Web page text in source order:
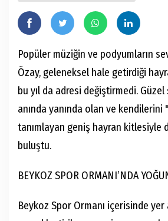
Popüler müziğin ve podyumların
Özay, geleneksel hale getirdiği
bu yıl da adresi değiştirmedi. Güzel
anında yanında olan ve
tanımlayan geniş hayran kitlesiyle
buluştu.
BEYKOZ SPOR ORMANI’NDA
Beykoz Spor Ormanı içerisinde yer